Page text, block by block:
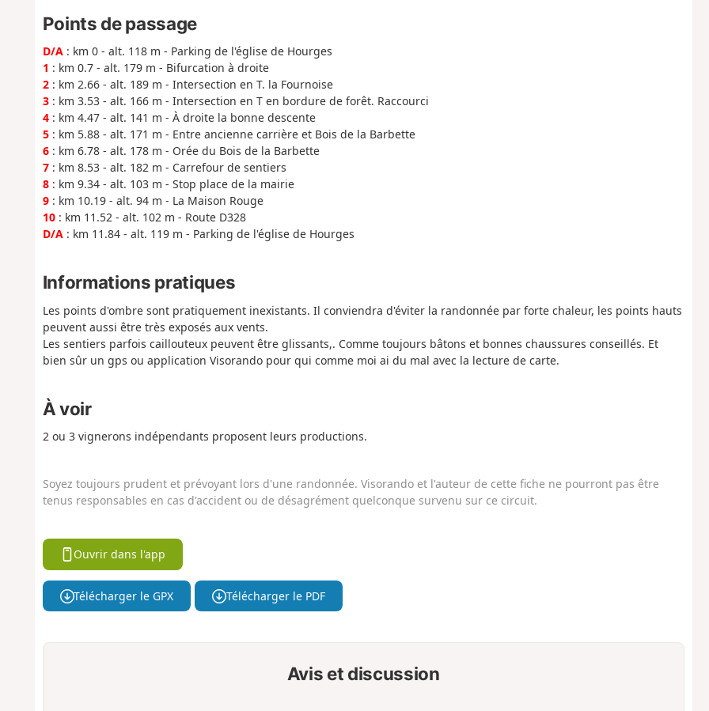
Points de passage
D/A: km 0 - alt. 118 m - Parking de l'église de Hourges
1 : km 0.7 - alt. 179 m - Bifurcation à droite
2: km 2.66 - alt. 189 m - Intersection en T. la Fournoise
3: km 3.53 - alt. 166 m - Intersection en T en bordure de forêt. Raccourci
4: km 4.47 - alt. 141 m - À droite la bonne descente
5: km 5.88 - alt. 171 m - Entre ancienne carrière et Bois de la Barbette
6: km 6.78 - alt. 178 m - Orée du Bois de la Barbette
7: km 8.53 - alt. 182 m - Carrefour de sentiers
8: km 9.34 - alt. 103 m - Stop place de la mairie
9: km 10.19 - alt. 94 m - La Maison Rouge
10: km 11.52 - alt. 102 m - Route D328
D/A: km 11.84 - alt. 119 m - Parking de l'église de Hourges
Informations pratiques
Les points d'ombre sont pratiquement inexistants. Il conviendra d'éviter la randonnée par forte chaleur, les points hauts
peuvent aussi être très exposés aux vents.
Les sentiers parfois caillouteux peuvent être glissants,. Comme toujours bâtons et bonnes chaussures conseillés. Et
bien sûr un gps ou application Visorando pour qui comme moi ai du mal avec la lecture de carte.
À voir
2 ou 3 vignerons indépendants proposent leurs productions.
Soyez toujours prudent et prévoyant lors d'une randonnée. Visorando et l'auteur de cette fiche ne pourront pas être
tenus responsables en cas d'accident ou de désagrément quelconque survenu sur ce circuit.
Ouvrir dans l'app
Télécharger le GPX Télécharger le PDF
Avis et discussion